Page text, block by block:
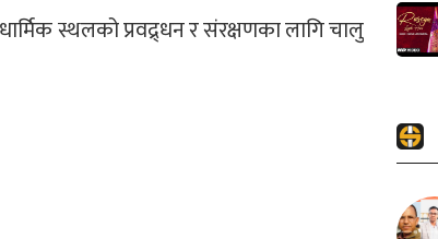
स्थलको प्रवद्र्धन र संरक्षणका लागि चालु